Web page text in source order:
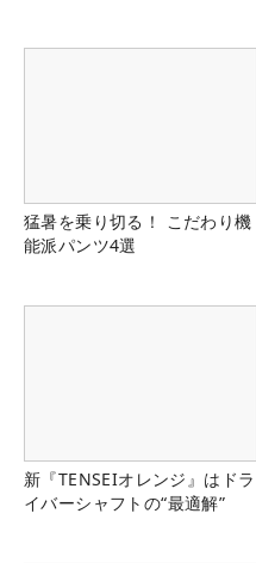
猛暑を乗り切る！ こだわり機
能派パンツ4選
新『TENSEIオレンジ』はドラ
イバーシャフトの“最適解”